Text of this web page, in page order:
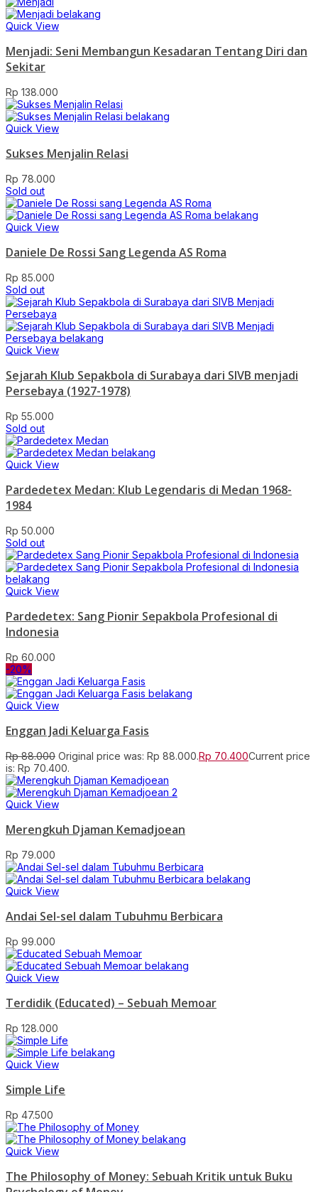
Quick View
Menjadi: Seni Membangun Kesadaran Tentang Diri dan
Sekitar
Rp 138.000
Quick View
Sukses Menjalin Relasi
Rp 78.000
Sold out
Quick View
Daniele De Rossi Sang Legenda AS Roma
Rp 85.000
Sold out
Quick View
Sejarah Klub Sepakbola di Surabaya dari SIVB menjadi
Persebaya (1927-1978)
Rp 55.000
Sold out
Quick View
Pardedetex Medan: Klub Legendaris di Medan 1968-
1984
Rp 50.000
Sold out
Quick View
Pardedetex: Sang Pionir Sepakbola Profesional di
Indonesia
Rp 60.000
-20%
Quick View
Enggan Jadi Keluarga Fasis
Rp88.000 Original price was: Rp 88.000.Rp 70.400Current price
is: Rp 70.400.
Quick View
Merengkuh Djaman Kemadjoean
Rp 79.000
Quick View
Andai Sel-sel dalam Tubuhmu Berbicara
Rp 99.000
Quick View
Terdidik (Educated) – Sebuah Memoar
Rp 128.000
Quick View
Simple Life
Rp 47.500
Quick View
The Philosophy of Money: Sebuah Kritik untuk Buku